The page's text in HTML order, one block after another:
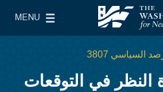
الأدنى
MENU
Main Menu
السياسي 3807
النظر في التوقعات